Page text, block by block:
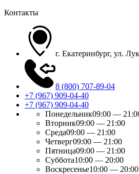
Контакты
г. Екатеринбург, ул.
8 (800) 707-89-04
+7 (967) 909-04-40
+7 (967) 909-04-40
Понедельник09:00 —
Вторник09:00 — 21:00
Среда09:00 — 21:00
Четверг09:00 — 21:00
Пятница09:00 — 21:00
Суббота10:00 — 20:00
Воскресенье10:00 — 20:00